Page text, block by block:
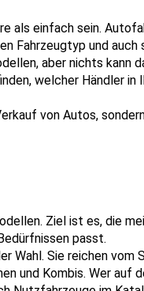
als einfach sein.
Fahrzeugtyp und
aber nichts kann
welcher Händler
von Autos,
Ziel ist es, die
passt.
Wahl. Sie reichen
und Kombis. Wer auf